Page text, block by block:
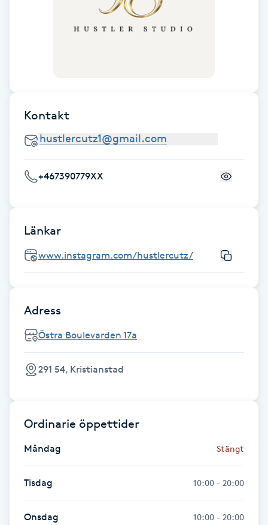
Fransborttagning
Fransfärgning
Fransförlängning
Fransförlängning Megavolym
Fransförlängning Volym
Fransk manikyr
Fransrengöring
Frisör
Funktionsanalys
Färgning
Kontakt
+467390779XX
Länkar
www.instagram.com/hustlercutz/
Adress
Östra Boulevarden 17a
291 54, Kristianstad
Ordinarie öppettider
Måndag Stängt
Tisdag 10:00 - 20:00
Onsdag 10:00 - 20:00